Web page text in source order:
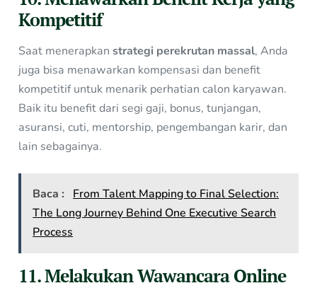
Kompetitif
Saat menerapkanstrategi perekrutan massal, Anda
juga bisa menawarkan kompensasi dan benefit
kompetitif untuk menarik perhatian calon karyawan.
Baik itu benefit dari segi gaji, bonus, tunjangan,
asuransi, cuti, mentorship, pengembangan karir, dan
lain sebagainya.
Baca :
From Talent Mapping to Final Selection:
The Long Journey Behind One Executive Search
Process
11. Melakukan Wawancara Online